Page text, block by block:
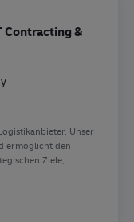
Contracting &
Unser
ermöglicht den
Ziele,